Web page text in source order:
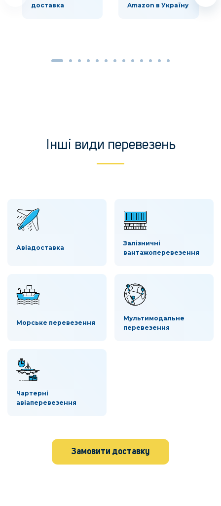
доставка
Amazon в Україну
Інші види перевезень
Авіадоставка
Залізничні
вантажоперевезення
Морське перевезення
Мультимодальне
перевезення
Чартерні
авіаперевезення
Замовити доставку